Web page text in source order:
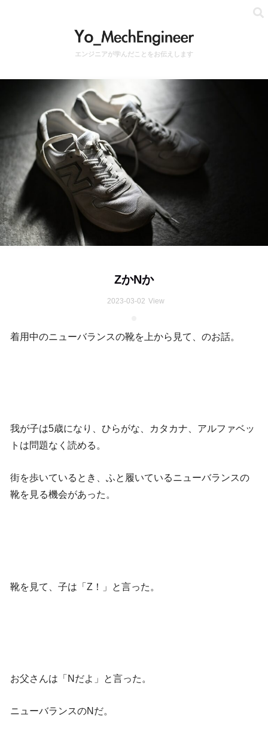
エンジニアが学んだことをお伝えします
ZかNか
2023-03-02 View
着用中のニューバランスの靴を上から見て、のお話。
我が子は5歳になり、ひらがな、カタカナ、アルファベッ
トは問題なく読める。
街を歩いているとき、ふと履いているニューバランスの
靴を見る機会があった。
靴を見て、子は「Z！」と言った。
お父さんは「Nだよ」と言った。
ニューバランスのNだ。